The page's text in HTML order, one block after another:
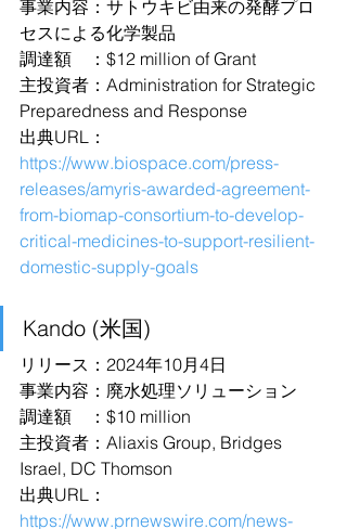
事業内容：サトウキビ由来の発酵プロ
セスによる化学製品
調達額　：$12 million of Grant
主投資者：Administration for Strategic
Preparedness and Response
出典URL：
https://www.biospace.com/press-
releases/amyris-awarded-agreement-
from-biomap-consortium-to-develop-
critical-medicines-to-support-resilient-
domestic-supply-goals
Kando (米国)
リリース：2024年10月4日
事業内容：廃水処理ソリューション
調達額　：$10 million
主投資者：Aliaxis Group, Bridges
Israel, DC Thomson
出典URL：
https://www.prnewswire.com/news-